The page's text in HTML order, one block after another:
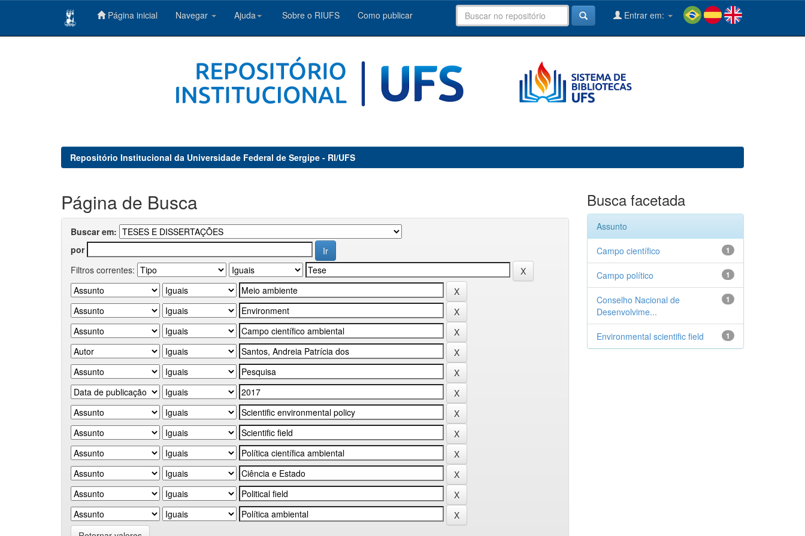
Página inicial Navegar Ajuda Sobre o RIUFS Como publicar Entrar em:
Repositório Institucional da Universidade Federal de Sergipe - RI/UFS
Página de Busca
Buscar em:
por
Filtros correntes:
Busca facetada
Assunto
1
Campo científico
1
Campo político
1
Conselho Nacional de
Desenvolvime...
1
Environmental scientific field